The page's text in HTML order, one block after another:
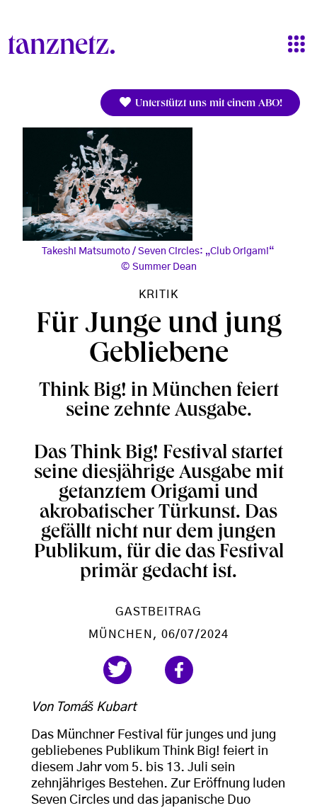
Unterstützt uns mit einem ABO!
Takeshi Matsumoto / Seven Circles: „Club Origami“
Summer Dean
KRITIK
Für Junge und jung
Gebliebene
Think Big! in München feiert
seine zehnte Ausgabe.
Das Think Big! Festival startet
seine diesjährige Ausgabe mit
getanztem Origami und
akrobatischer Türkunst. Das
gefällt nicht nur dem jungen
Publikum, für die das Festival
primär gedacht ist.
GASTBEITRAG
MÜNCHEN , 06/07/2024
Von Tomáš Kubart
Das Münchner Festival für junges und jung
gebliebenes Publikum Think Big! feiert in
diesem Jahr vom 5. bis 13. Juli sein
zehnjähriges Bestehen. Zur Eröffnung luden
Seven Circles und das japanische Duo